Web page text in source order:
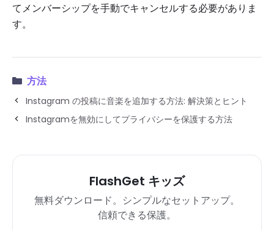
てメンバーシップを手動でキャンセルする必要がありま
す。
方法
Instagram の投稿に音楽を追加する方法: 解決策とヒント
Instagramを無効にしてプライバシーを保護する方法
FlashGet キッズ
無料ダウンロード。シンプルなセットアップ。
信頼できる保護。